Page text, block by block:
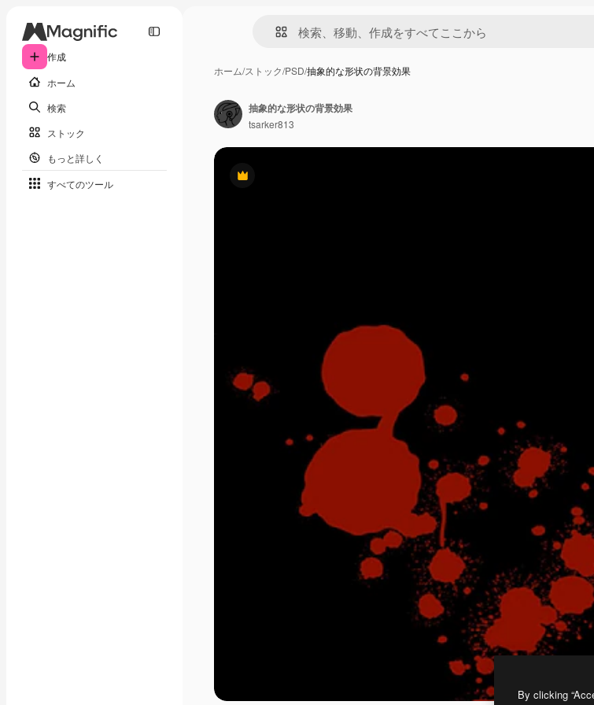
作成
ホーム
検索
ストック
もっと詳しく
すべてのツール
ホーム/ストック/PSD/抽象的な形状の背景効果
Premium
抽象的な形状の背景効果
tsarker813
By clicking